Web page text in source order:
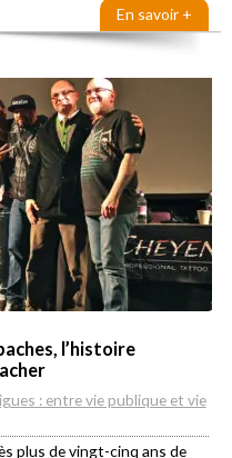
En savoir +
l’histoire
: entre vie publique et vie
plus de vingt-cinq ans de